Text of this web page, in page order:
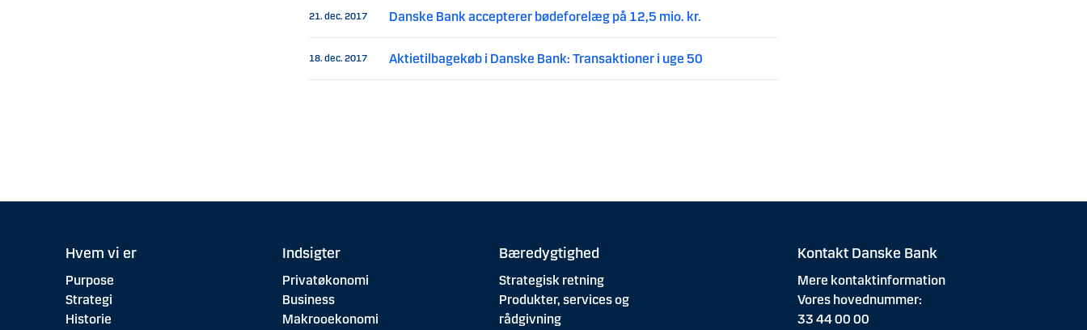
21. dec. 2017 Danske Bank accepterer bødeforelæg på 12,5 mio. kr.
18. dec. 2017 Aktietilbagekøb i Danske Bank: Transaktioner i uge 50
Hvem vi er
Purpose
Strategi
Historie
Indsigter
Privatøkonomi
Business
Makrooekonomi
Bæredygtighed
Strategisk retning
Produkter, services og
rådgivning
Kontakt Danske Bank
Mere kontaktinformation
Vores hovednummer:
33 44 00 00